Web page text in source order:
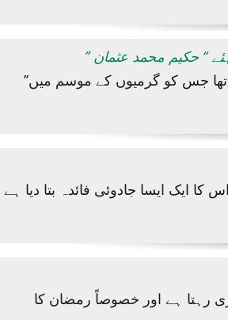
‘‘ حکیم محمد عثمان
’’تخم بلنگا ایک زمانے میں حکما اور پنساریوں کی سوغات سمجھا جاتا تھا جس کو گرمیوں کے موسم میں
ایک ایسا جادوئی فائدہ بتا دیا ہے
رہتا ہے اور خصوصاً رمضان کا